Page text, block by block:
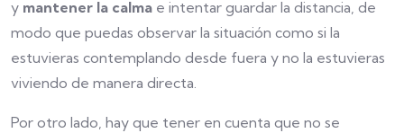
y mantener la calma e intentar guardar la distancia, de
modo que puedas observar la situación como si la
estuvieras contemplando desde fuera y no la estuvieras
viviendo de manera directa.
Por otro lado, hay que tener en cuenta que no se